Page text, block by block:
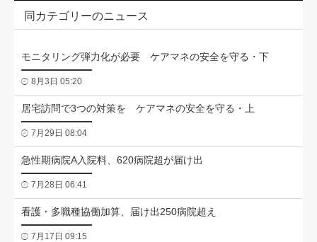
同カテゴリーのニュース
モニタリング弾力化が必要 ケアマネの安全を守る・下
8月3日 05:20
居宅訪問で3つの対策を ケアマネの安全を守る・上
7月29日 08:04
急性期病院A入院料、620病院超が届け出
7月28日 06:41
看護・多職種協働加算、届け出250病院超え
7月17日 09:15